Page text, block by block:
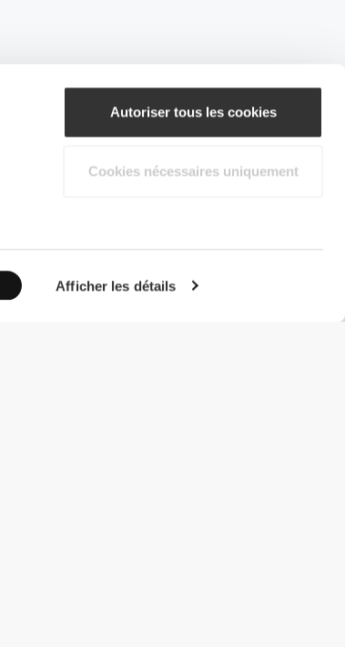
Afficher les détails
Autoriser tous les cookies
Cookies nécessaires uniquement